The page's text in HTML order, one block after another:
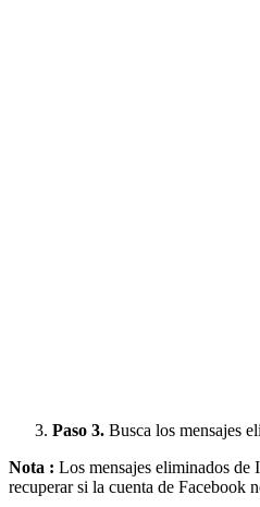
Paso 3. Busca los mensajes
Nota : Los mensajes eliminados de
recuperar si la cuenta de Facebook